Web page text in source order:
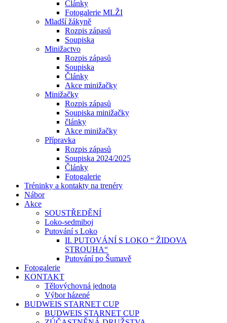
Články
Fotogalerie MLŽI
Mladší žákyně
Rozpis zápasů
Soupiska
Minižactvo
Rozpis zápasů
Soupiska
Články
Akce minižačky
Minižačky
Rozpis zápasů
Soupiska minižačky
články
Akce minižačky
Přípravka
Rozpis zápasů
Soupiska 2024/2025
Články
Fotogalerie
Tréninky a kontakty na trenéry
Nábor
Akce
SOUSTŘEDĚNÍ
Loko-sedmiboj
Putování s Loko
II. PUTOVÁNÍ S LOKO “ ŽIDOVA
STROUHA“
Putování po Šumavě
Fotogalerie
KONTAKT
Tělovýchovná jednota
Výbor házené
BUDWEIS STARNET CUP
BUDWEIS STARNET CUP